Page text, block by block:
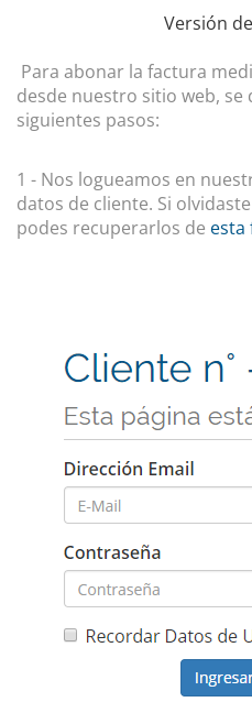
Versión
Para abonar la factura
desde nuestro sitio web, se
siguientes pasos:
1 - Nos logueamos en
datos de cliente. Si
podes recuperarlos de esta